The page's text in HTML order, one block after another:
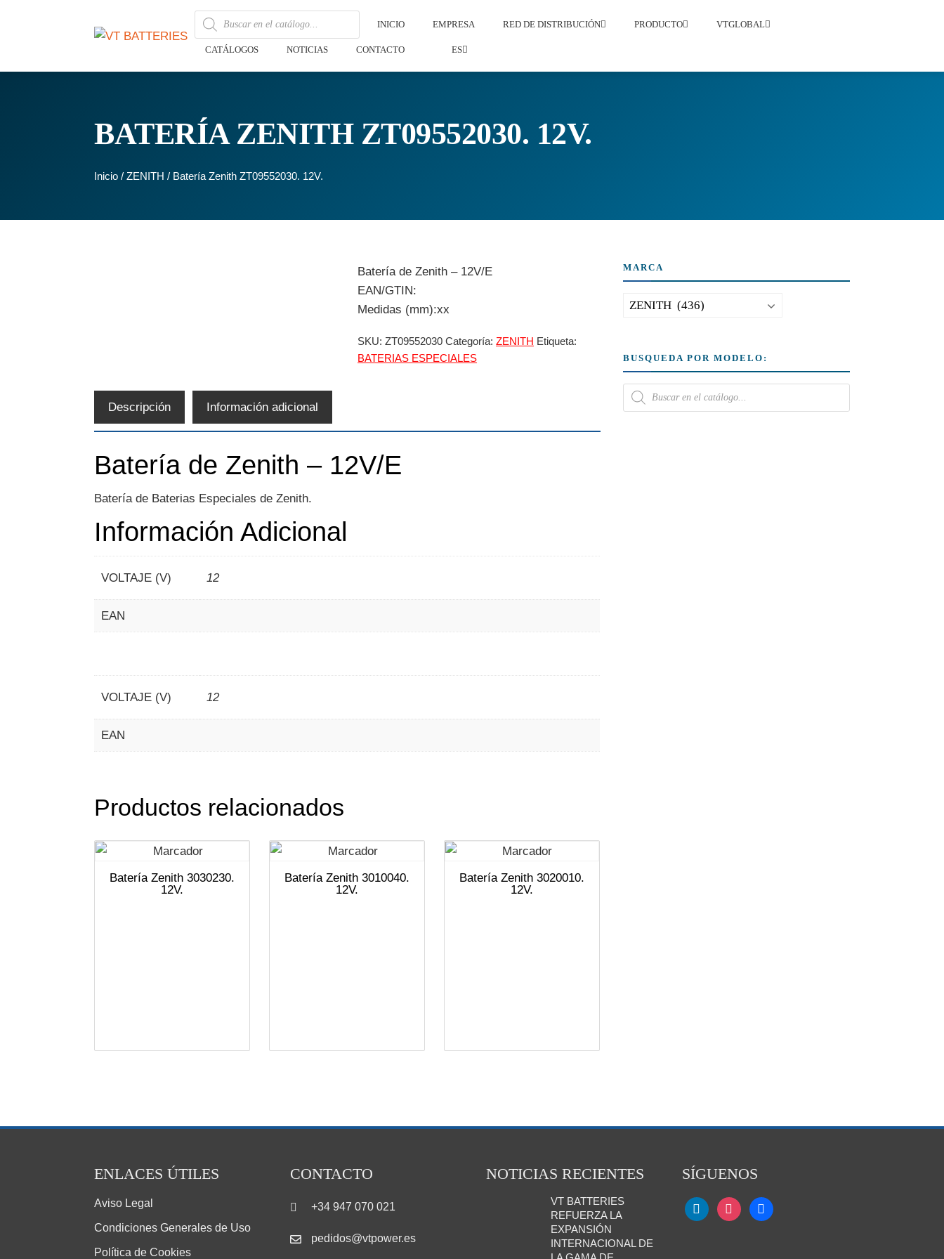
INICIO EMPRESA RED DE DISTRIBUCIÓN PRODUCTO VTGLOBAL
CATÁLOGOS NOTICIAS CONTACTO ES
BATERÍA ZENITH ZT09552030. 12V.
Inicio /ZENITH / Batería Zenith ZT09552030. 12V.
Batería de Zenith – 12V/E
EAN/GTIN:
Medidas (mm):xx
SKU:ZT09552030 Categoría:ZENITH Etiqueta:
BATERIAS ESPECIALES
Descripción Información adicional
Batería de Zenith – 12V/E
Batería de Baterias Especiales de Zenith.
Información Adicional
VOLTAJE (V) 12
EAN
VOLTAJE (V) 12
EAN
Productos relacionados
Batería Zenith 3030230.
12V.
Batería Zenith 3010040.
12V.
Batería Zenith 3020010.
12V.
MARCA
BUSQUEDA POR MODELO:
ENLACES ÚTILES
Aviso Legal
Condiciones Generales de Uso
Política de Cookies
CONTACTO
+34 947 070 021
pedidos@vtpower.es
NOTICIAS RECIENTES
VT BATTERIES
REFUERZA LA
EXPANSIÓN
INTERNACIONAL DE
SÍGUENOS